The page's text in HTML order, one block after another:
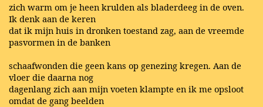
zich warm om je heen krulden als bladerdeeg in de oven.
Ik denk aan de keren
dat ik mijn huis in dronken toestand zag, aan de vreemde
pasvormen in de banken
schaafwonden die geen kans op genezing kregen. Aan de
vloer die daarna nog
dagenlang zich aan mijn voeten klampte en ik me opsloot
omdat de gang beelden